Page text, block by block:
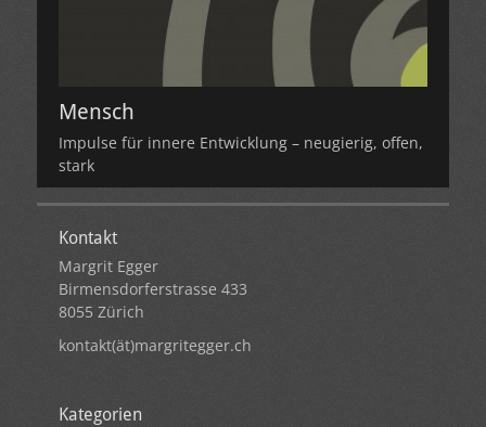
Mensch
Impulse für innere Entwicklung – neugierig, offen,
stark
Kontakt
Margrit Egger
Birmensdorferstrasse 433
8055 Zürich
kontakt(ät)margritegger.ch
Kategorien